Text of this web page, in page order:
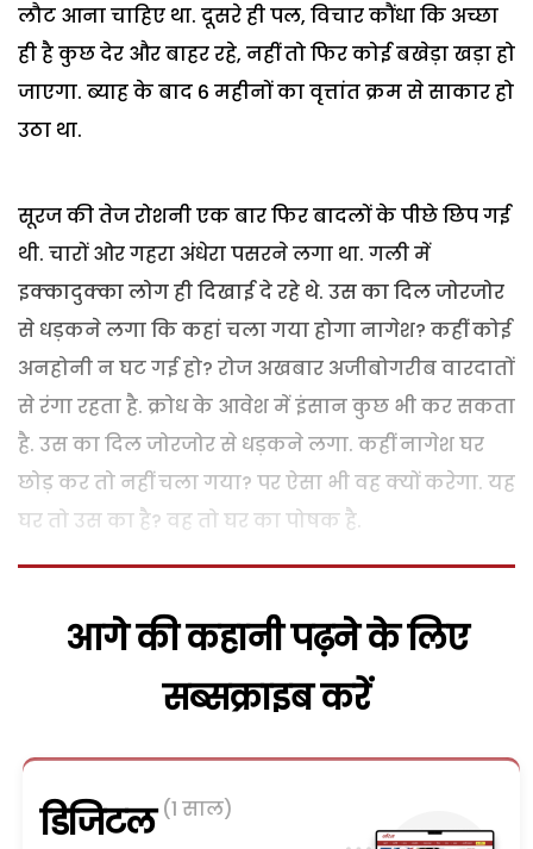
लौट आना चाहिए था. दूसरे ही पल, विचार कौंधा कि अच्छा
ही है कुछ देर और बाहर रहे, नहीं तो फिर कोई बखेड़ा खड़ा हो
जाएगा. ब्याह के बाद 6 महीनों का वृत्तांत क्रम से साकार हो
उठा था.
सूरज की तेज रोशनी एक बार फिर बादलों के पीछे छिप गई
थी. चारों ओर गहरा अंधेरा पसरने लगा था. गली में
इक्कादुक्का लोग ही दिखाई दे रहे थे. उस का दिल जोरजोर
से धड़कने लगा कि कहां चला गया होगा नागेश? कहीं कोई
अनहोनी न घट गई हो? रोज अखबार अजीबोगरीब वारदातों
से रंगा रहता है. क्रोध के आवेश में इंसान कुछ भी कर सकता
है. उस का दिल जोरजोर से धड़कने लगा. कहीं नागेश घर
छोड़ कर तो नहीं चला गया? पर ऐसा भी वह क्यों करेगा. यह
घर तो उस का है? वह तो घर का पोषक है.
आगे की कहानी पढ़ने के लिए
सब्सक्राइब करें
डिजिटल (1 साल)